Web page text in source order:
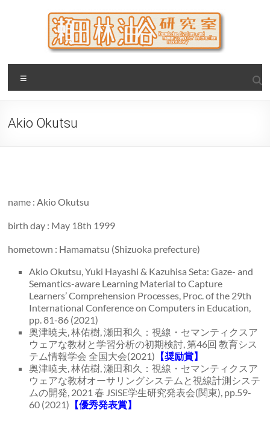
瀬田・林・油谷研究室
大阪公立大学 大学院 情報学研究科 学際情報学専攻 / 大阪府
立大学 理学部 情報数理科学科(大学院 理学系研究科 情報数理
Akio Okutsu
name : Akio Okutsu
birth day : May 18th 1999
hometown : Hamamatsu (Shizuoka prefecture)
Akio Okutsu, Yuki Hayashi & Kazuhisa Seta: Gaze- and
Semantics-aware Learning Material to Capture
Learners’ Comprehension Processes, Proc. of the 29th
International Conference on Computers in Education,
pp. 81-86 (2021)
奥津暁夫, 林佑樹, 瀬田和久：視線・セマンティクスア
ウェアな教材と学習分析の初期検討, 第46回 教育シス
テム情報学会 全国大会(2021) 【奨励賞】
奥津暁夫, 林佑樹, 瀬田和久：視線・セマンティクスア
ウェアな教材オーサリングシステムと視線計測システ
ムの開発, 2021 春 JSiSE学生研究発表会(関東), pp.59-
60 (2021) 【優秀発表賞】